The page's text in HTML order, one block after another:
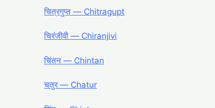
चित्रगुप्त — Chitragupt
चिरंजीवी — Chiranjivi
चिंतन — Chintan
चतुर — Chatur